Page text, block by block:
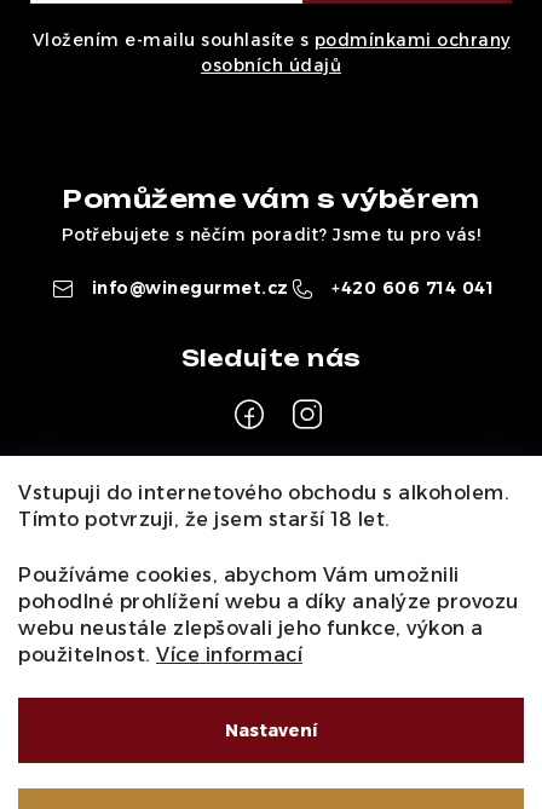
Vstupuji do internetového obchodu s alkoholem.
Tímto potvrzuji, že jsem starší 18 let.
Používáme cookies, abychom Vám umožnili
pohodlné prohlížení webu a díky analýze provozu
webu neustále zlepšovali jeho funkce, výkon a
použitelnost. Více informací
Nastavení
Pomůžeme vám s výběrem
Potřebujete s něčím poradit? Jsme tu pro vás!
info@winegurmet.cz +420 606 714 041
Vložením e-mailu souhlasíte s podmínkami ochrany
osobních údajů
Z
á
a
Pro zákazníky
O násNaši vinářiKontaktyWineclubKariéraB2B
Vinné zážitky
Informace